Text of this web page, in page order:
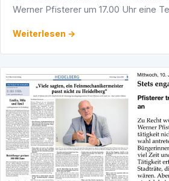
Werner Pfisterer um 17.00 Uhr eine
Weiterlesen →